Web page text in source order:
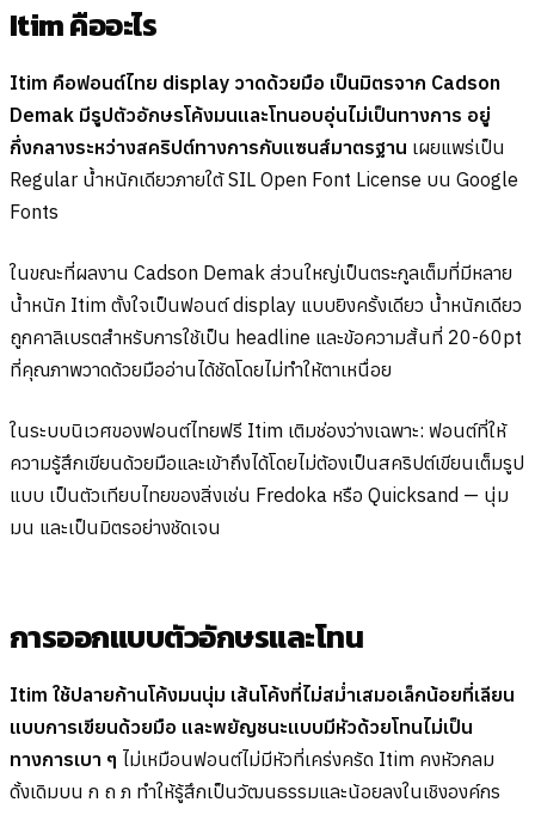
Itim คืออะไร
Itim คือฟอนต์ไทย display วาดด้วยมือ เป็นมิตรจาก Cadson
Demak มีรูปตัวอักษรโค้งมนและโทนอบอุ่นไม่เป็นทางการ อยู่
กึ่งกลางระหว่างสคริปต์ทางการกับแซนส์มาตรฐาน เผยแพร่เป็น
Regular น้ำหนักเดียวภายใต้ SIL Open Font License บน Google
Fonts
ในขณะที่ผลงาน Cadson Demak ส่วนใหญ่เป็นตระกูลเต็มที่มีหลาย
น้ำหนัก Itim ตั้งใจเป็นฟอนต์ display แบบยิงครั้งเดียว น้ำหนักเดียว
ถูกคาลิเบรตสำหรับการใช้เป็น headline และข้อความสั้นที่ 20-60pt
ที่คุณภาพวาดด้วยมืออ่านได้ชัดโดยไม่ทำให้ตาเหนื่อย
ในระบบนิเวศของฟอนต์ไทยฟรี Itim เติมช่องว่างเฉพาะ: ฟอนต์ที่ให้
ความรู้สึกเขียนด้วยมือและเข้าถึงได้โดยไม่ต้องเป็นสคริปต์เขียนเต็มรูป
แบบ เป็นตัวเทียบไทยของสิ่งเช่น Fredoka หรือ Quicksand — นุ่ม
มน และเป็นมิตรอย่างชัดเจน
การออกแบบตัวอักษรและโทน
Itim ใช้ปลายก้านโค้งมนนุ่ม เส้นโค้งที่ไม่สม่ำเสมอเล็กน้อยที่เลียน
แบบการเขียนด้วยมือ และพยัญชนะแบบมีหัวด้วยโทนไม่เป็น
ทางการเบา ๆ ไม่เหมือนฟอนต์ไม่มีหัวที่เคร่งครัด Itim คงหัวกลม
ดั้งเดิมบน ก ถ ภ ทำให้รู้สึกเป็นวัฒนธรรมและน้อยลงในเชิงองค์กร